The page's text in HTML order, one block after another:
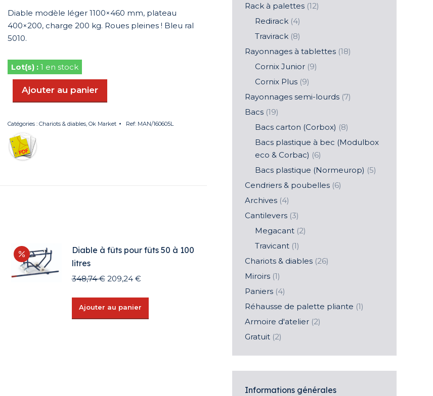
était :
178,14 €.
est :
124,70 €.
Diable modèle léger 1100×460 mm, plateau
400×200, charge 200 kg. Roues pleines ! Bleu ral
5010.
1 en stock
Ajouter au panier
Catégories :Chariots & diables,Ok Market Ref: MAN/160605L
Diable à fûts pour fûts 50 à 100
litres
348,74€ Le
était :
209,24 €Le
est :
Ajouter au panier
Rack à palettes (12)
Redirack (4)
Travirack (8)
Rayonnages à tablettes (18)
Cornix Junior (9)
Cornix Plus (9)
Rayonnages semi-lourds (7)
Bacs (19)
Bacs carton (Corbox) (8)
Bacs plastique à bec (Modulbox
eco & Corbac) (6)
Bacs plastique (Normeurop) (5)
Cendriers & poubelles (6)
Archives (4)
Cantilevers (3)
Megacant (2)
Travicant (1)
Chariots & diables (26)
Miroirs (1)
Paniers (4)
Réhausse de palette pliante (1)
Armoire d'atelier (2)
Gratuit (2)
Informations générales